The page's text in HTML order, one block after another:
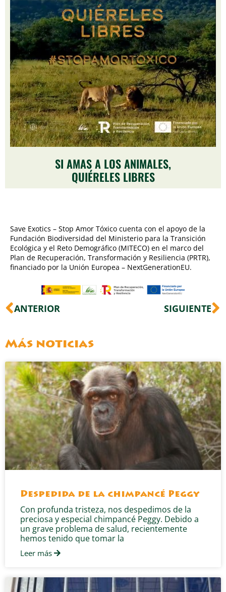
SI AMAS A LOS ANIMALES,
QUIÉRELES LIBRES
Save Exotics – Stop Amor Tóxico cuenta con el apoyo de la
Fundación Biodiversidad del Ministerio para la Transición
Ecológica y el Reto Demográfico (MITECO) en el marco del
Plan de Recuperación, Transformación y Resiliencia (PRTR),
financiado por la Unión Europea – NextGenerationEU.
Ant
ANTERIOR SIGUIENTE
Más noticias
Despedida de la chimpancé Peggy
Con profunda tristeza, nos despedimos de la
preciosa y especial chimpancé Peggy. Debido a
un grave problema de salud, recientemente
hemos tenido que tomar la
Leer más